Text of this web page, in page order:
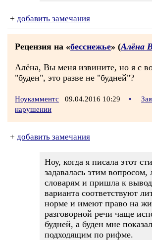
+ добавить замечания
Рецензия на «бесснежье» (Алёна
Алёна, Вы меня извините, но я с
"буден", это разве не "будней"?
Ноукамментс 09.04.2016 10:29 •
нарушении
+ добавить замечания
Ноу, когда я писала этот
задавалась этим вопросом,
словарям и пришла к
варианта соответствуют
норме и имеют право на
разговорной речи чаще
будней, а буден мне
подходящим по рифме.